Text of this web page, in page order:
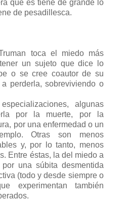
que es tiene de grande lo
de pesadillesca.
toca el miedo más
un sujeto que dice lo
o se cree coautor de su
perderla, sobreviviendo o
algunas
por la muerte, por la
por una enfermedad o un
Otras son menos
y, por lo tanto, menos
Entre éstas, la del miedo a
una súbita desmentida
(todo y desde siempre o
experimentan también